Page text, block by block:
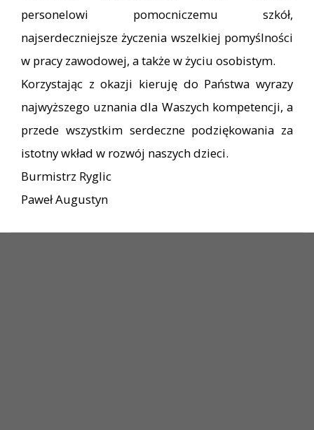
personelowi pomocniczemu szkół,
najserdeczniejsze życzenia wszelkiej pomyślności
w pracy zawodowej, a także w życiu osobistym.
Korzystając z okazji kieruję do Państwa wyrazy
najwyższego uznania dla Waszych kompetencji, a
przede wszystkim serdeczne podziękowania za
istotny wkład w rozwój naszych dzieci.
Burmistrz Ryglic
Paweł Augustyn